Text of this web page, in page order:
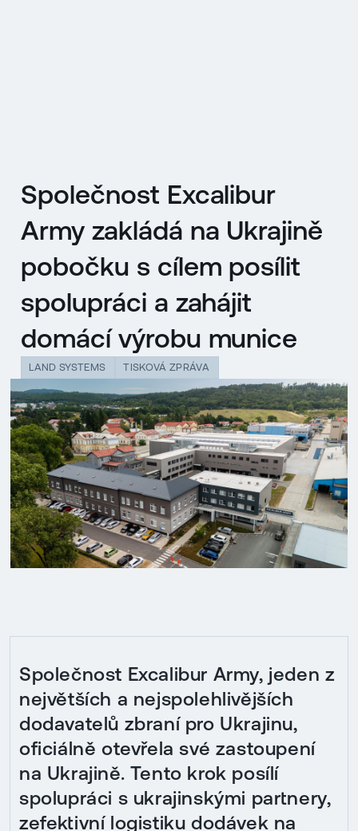
Společnost Excalibur
Army zakládá na Ukrajině
pobočku s cílem posílit
spolupráci a zahájit
domácí výrobu munice
LAND SYSTEMS TISKOVÁ ZPRÁVA
Společnost Excalibur Army, jeden z
největších a nejspolehlivějších
dodavatelů zbraní pro Ukrajinu,
oficiálně otevřela své zastoupení
na Ukrajině. Tento krok posílí
spolupráci s ukrajinskými partnery,
zefektivní logistiku dodávek na